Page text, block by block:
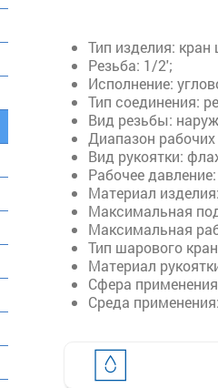
Тип изделия: кран
Резьба: 1/2';
Исполнение: у
Тип соединения: р
Вид резьбы: н
Диапазон
Вид рукоятки: ф
Рабочее давление:
Материал изделия:
Максимальная
Максимальная
Тип шарового
Материал
Сфера применения
Среда применения